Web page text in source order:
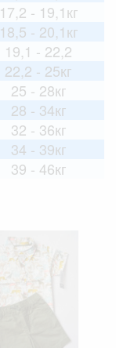
17,2 - 19,1кг
18,5 - 20,1кг
19,1 - 22,2
22,2 - 25кг
25 - 28кг
28 - 34кг
32 - 36кг
34 - 39кг
39 - 46кг